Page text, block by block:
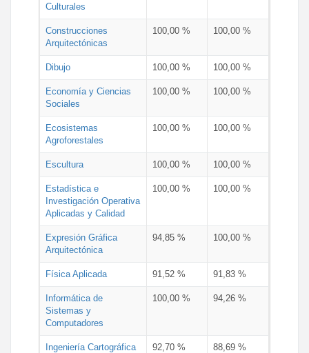
Culturales
Construcciones
Arquitectónicas
100,00 % 100,00 %
Dibujo 100,00 % 100,00 %
Economía y Ciencias
Sociales
100,00 % 100,00 %
Ecosistemas
Agroforestales
100,00 % 100,00 %
Escultura 100,00 % 100,00 %
Estadística e
Investigación Operativa
Aplicadas y Calidad
100,00 % 100,00 %
Expresión Gráfica
Arquitectónica
94,85 % 100,00 %
Física Aplicada 91,52 % 91,83 %
Informática de
Sistemas y
Computadores
100,00 % 94,26 %
Ingeniería Cartográfica
92,70 % 88,69 %